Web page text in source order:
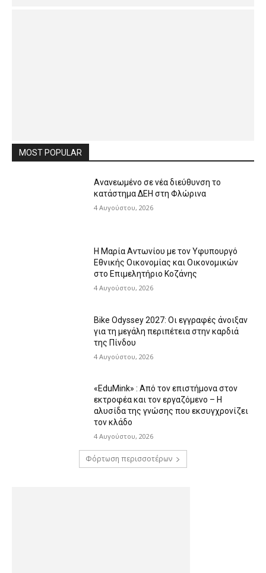
MOST POPULAR
Ανανεωμένο σε νέα διεύθυνση το
κατάστημα ΔΕΗ στη Φλώρινα
4 Αυγούστου, 2026
Η Μαρία Αντωνίου με τον Υφυπουργό
Εθνικής Οικονομίας και Οικονομικών
στο Επιμελητήριο Κοζάνης
4 Αυγούστου, 2026
Bike Odyssey 2027: Οι εγγραφές άνοιξαν
για τη μεγάλη περιπέτεια στην καρδιά
της Πίνδου
4 Αυγούστου, 2026
«EduMink» : Από τον επιστήμονα στον
εκτροφέα και τον εργαζόμενο – Η
αλυσίδα της γνώσης που εκσυγχρονίζει
τον κλάδο
4 Αυγούστου, 2026
Φόρτωση περισσοτέρων